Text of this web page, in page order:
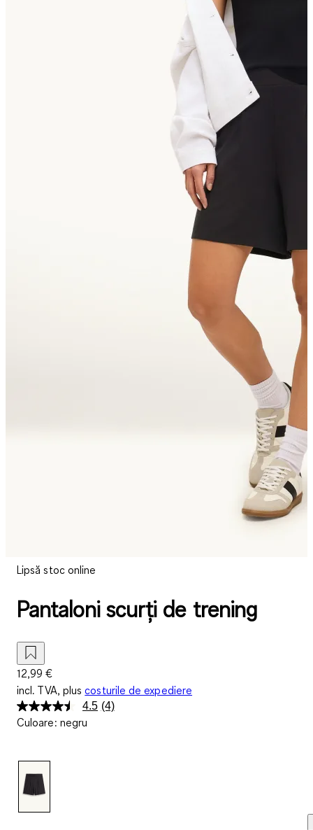
Lipsă stoc online
Pantaloni scurți de trening
12,99 €
incl. TVA, plus costurile de expediere
4.5 Citiți
(4)
Culoare: negru